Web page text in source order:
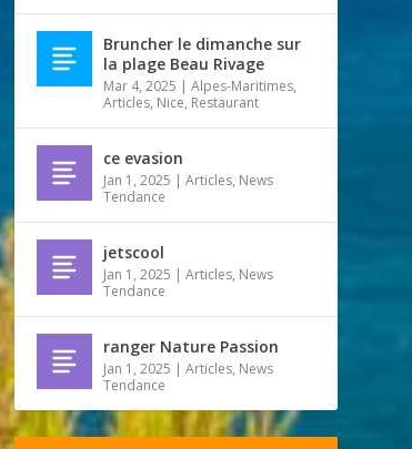
Bruncher le dimanche sur
la plage Beau Rivage
Mar 4, 2025 |Alpes-Maritimes,
Articles, Nice, Restaurant
ce evasion
Jan 1, 2025 |Articles, News
Tendance
jetscool
Jan 1, 2025 |Articles, News
Tendance
ranger Nature Passion
Jan 1, 2025 |Articles, News
Tendance